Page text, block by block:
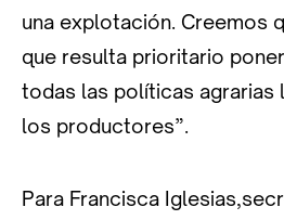
una explotación. Creemos
que resulta prioritario
todas las políticas agrarias
los productores”.
Para Francisca